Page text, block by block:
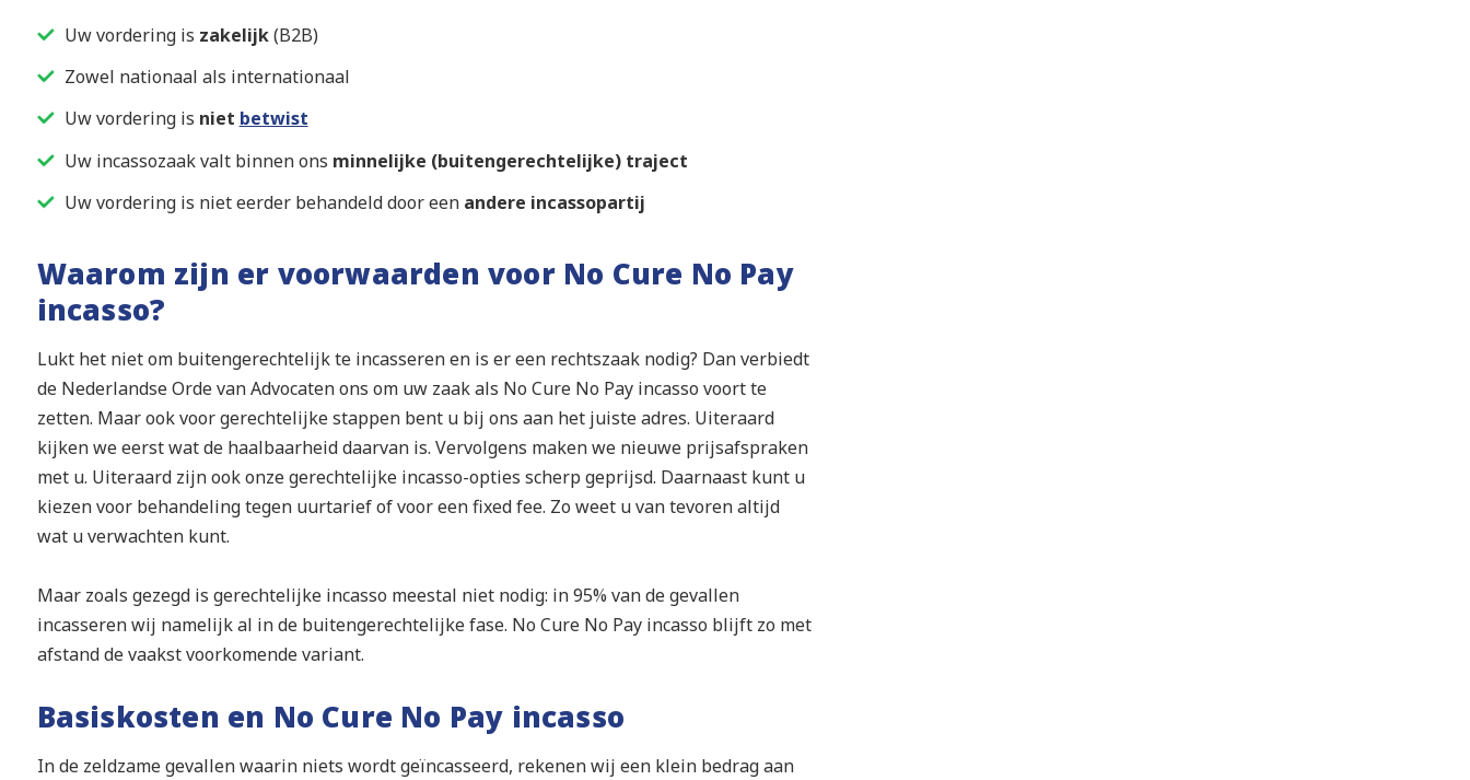
Uw vordering is zakelijk(B2B)
Zowel nationaal als internationaal
Uw vordering is niet betwist
Uw incassozaak valt binnen ons minnelijke (buitengerechtelijke) traject
Uw vordering is niet eerder behandeld door een andere incassopartij
Waarom zijn er voorwaarden voor No Cure No Pay
incasso?
Lukt het niet om buitengerechtelijk te incasseren en is er een rechtszaak nodig? Dan verbiedt
de Nederlandse Orde van Advocaten ons om uw zaak als No Cure No Pay incasso voort te
zetten. Maar ook voor gerechtelijke stappen bent u bij ons aan het juiste adres. Uiteraard
kijken we eerst wat de haalbaarheid daarvan is. Vervolgens maken we nieuwe prijsafspraken
met u. Uiteraard zijn ook onze gerechtelijke incasso-opties scherp geprijsd. Daarnaast kunt u
kiezen voor behandeling tegen uurtarief of voor een fixed fee. Zo weet u van tevoren altijd
wat u verwachten kunt.
Maar zoals gezegd is gerechtelijke incasso meestal niet nodig: in 95% van de gevallen
incasseren wij namelijk al in de buitengerechtelijke fase. No Cure No Pay incasso blijft zo met
afstand de vaakst voorkomende variant.
Basiskosten en No Cure No Pay incasso
In de zeldzame gevallen waarin niets wordt geïncasseerd, rekenen wij een klein bedrag aan